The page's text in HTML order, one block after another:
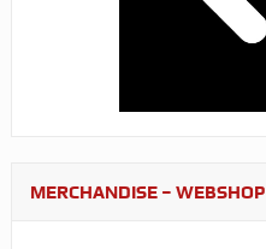
MERCHANDISE – WEBSHOP